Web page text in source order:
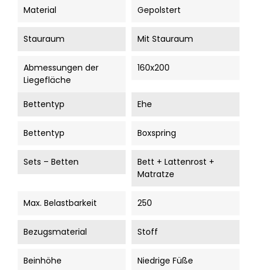
Material Gepolstert
Stauraum Mit Stauraum
Abmessungen der
Liegefläche
160x200
Bettentyp Ehe
Bettentyp Boxspring
Sets – Betten
Bett + Lattenrost +
Matratze
Max. Belastbarkeit 250
Bezugsmaterial Stoff
Beinhöhe Niedrige Füße